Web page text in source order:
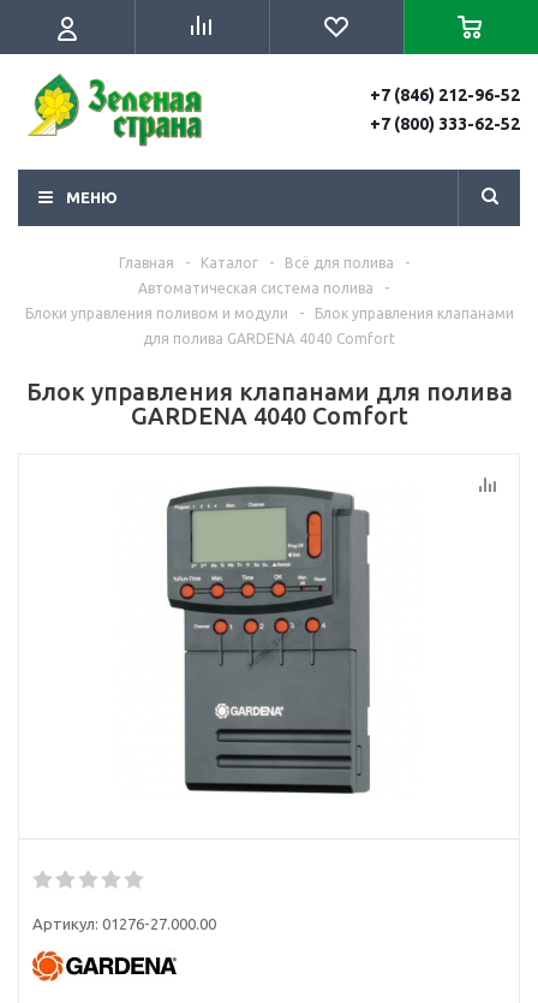
+7 (846) 212-96-52
+7 (800) 333-62-52
МЕНЮ
Главная - Каталог - Всё для полива
-
Автоматическая система полива
-
Блоки управления поливом и модули
-
Блок управления клапанами
для полива GARDENA 4040 Comfort
Блок управления клапанами для полива
GARDENA 4040 Comfort
Артикул: 01276-27.000.00